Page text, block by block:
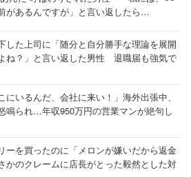
があるんですが」と言い返したら…
した上司に「随分と自分勝手な理論を展開
ね？」と言い返した男性 退職届も強気で
にいるんだ、会社に来い！」海外出張中、
鳴られ…年収950万円の営業マンが絶句し
ーを買ったのに「メロンが嫌いだから返金
かのクレームに店長がとった毅然とした対